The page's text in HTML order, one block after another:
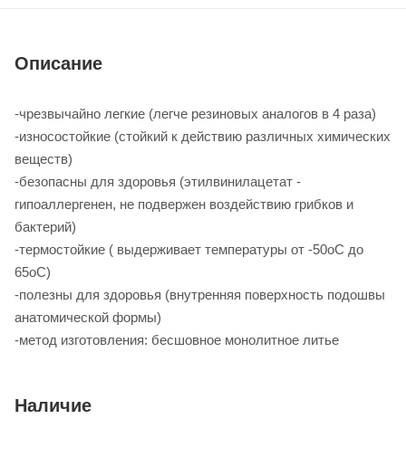
Описание
-чрезвычайно легкие (легче резиновых аналогов в 4 раза)
-износостойкие (стойкий к действию различных химических
веществ)
-безопасны для здоровья (этилвинилацетат -
гипоаллергенен, не подвержен воздействию грибков и
бактерий)
-термостойкие ( выдерживает температуры от -50оС до
65оС)
-полезны для здоровья (внутренняя поверхность подошвы
анатомической формы)
-метод изготовления: бесшовное монолитное литье
Наличие